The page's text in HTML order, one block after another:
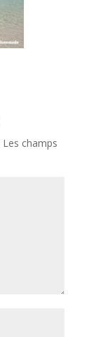
Les champs